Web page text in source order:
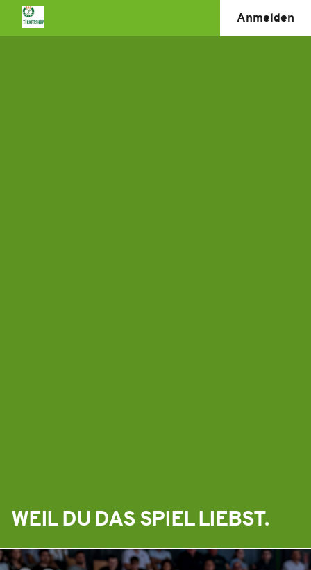
Anmelden
WEIL DU DAS SPIEL LIEBST.